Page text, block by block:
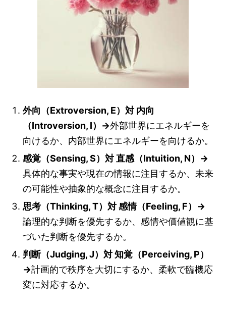
外向（Extroversion, E）対 内向
（Introversion, I）→外部世界にエネルギーを
向けるか、内部世界にエネルギーを向けるか。
感覚（Sensing, S）対 直感（Intuition, N）→
具体的な事実や現在の情報に注目するか、未来
の可能性や抽象的な概念に注目するか。
思考（Thinking, T）対 感情（Feeling, F）→
論理的な判断を優先するか、感情や価値観に基
づいた判断を優先するか。
判断（Judging, J）対 知覚（Perceiving, P）
→計画的で秩序を大切にするか、柔軟で臨機応
変に対応するか。